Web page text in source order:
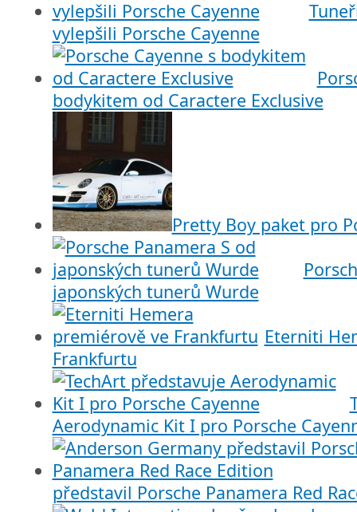
vylepšili Porsche Cayenne
bodykitem od Caractere Exclusive
Pretty Boy paket pro
japonských tunerů Wurde
Eterniti
Frankfurtu
Aerodynamic Kit I pro Porsche
představil Porsche Panamera Red